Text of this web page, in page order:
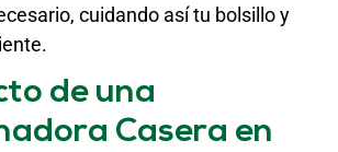
cuidando así tu bolsillo y
de una
Casera en